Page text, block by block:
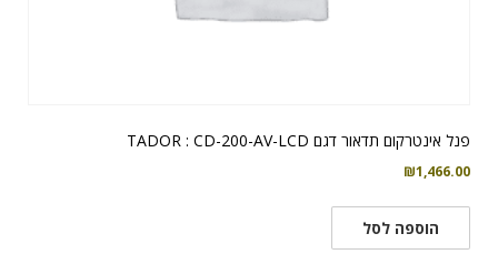
פנל אינטרקום תדאור דגם TADOR : CD-200-AV-LCD
₪1,466.00
הוספה לסל